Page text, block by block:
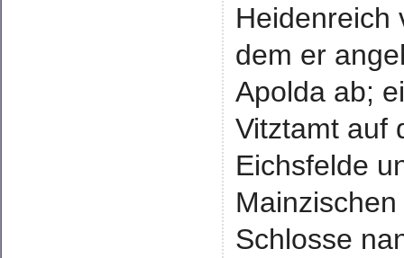
Heidenreich
dem er
Apolda ab;
Vitztamt auf
Eichsfelde
Schlosse